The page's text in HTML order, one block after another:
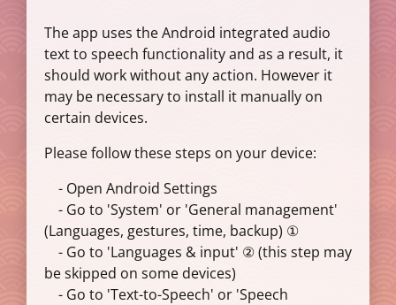
The app uses the Android integrated audio
text to speech functionality and as a result, it
should work without any action. However it
may be necessary to install it manually on
certain devices.
Please follow these steps on your device:
- Open Android Settings
- Go to 'System' or 'General management'
(Languages, gestures, time, backup) ①
- Go to 'Languages & input' ② (this step may
be skipped on some devices)
- Go to 'Text-to-Speech' or 'Speech